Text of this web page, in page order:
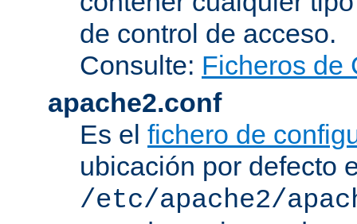
de control de acceso.
Consulte: Ficheros de
apache2.conf
Es el fichero de
ubicación por defecto
/etc/apache2/